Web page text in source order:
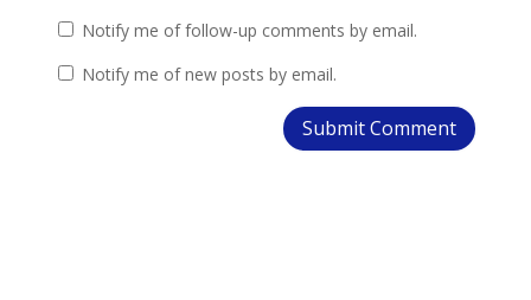
Notify me of follow-up comments by email.
Notify me of new posts by email.